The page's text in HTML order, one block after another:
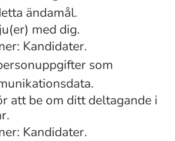
ändamål.
med dig.
Kandidater.
som
att be om ditt deltagande i
Kandidater.